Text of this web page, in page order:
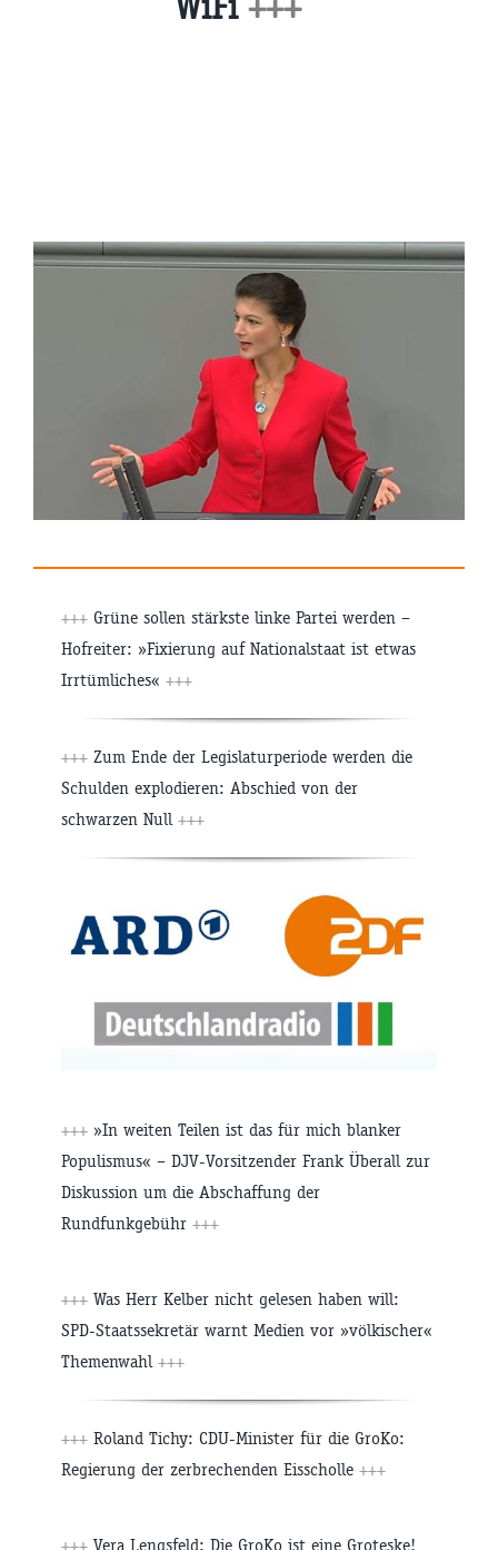
+++ Grüne sollen stärkste linke Partei werden –
Hofreiter: »Fixierung auf Nationalstaat ist etwas
Irrtümliches« +++
+++ Zum Ende der Legislaturperiode werden die
Schulden explodieren: Abschied von der
schwarzen Null +++
+++ »In weiten Teilen ist das für mich blanker
Populismus« – DJV-Vorsitzender Frank Überall zur
Diskussion um die Abschaffung der
Rundfunkgebühr +++
+++ Was Herr Kelber nicht gelesen haben will:
SPD-Staatssekretär warnt Medien vor »völkischer«
Themenwahl +++
+++ Roland Tichy: CDU-Minister für die GroKo:
Regierung der zerbrechenden Eisscholle +++
+++ Vera Lengsfeld: Die GroKo ist eine Groteske!